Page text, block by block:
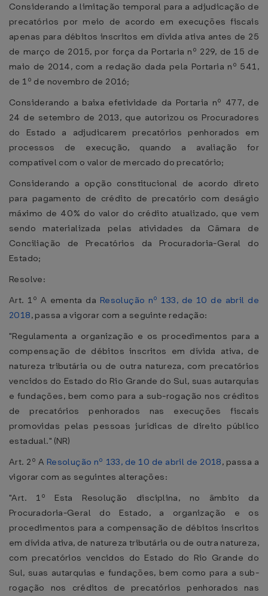
Considerando a limitação temporal para a adjudicação de
precatórios por meio de acordo em execuções fiscais
apenas para débitos inscritos em dívida ativa antes de 25
de março de 2015, por força da Portaria nº 229, de 15 de
maio de 2014, com a redação dada pela Portaria nº 541,
de 1º de novembro de 2016;
Considerando a baixa efetividade da Portaria nº 477, de
24 de setembro de 2013, que autorizou os Procuradores
do Estado a adjudicarem precatórios penhorados em
processos de execução, quando a avaliação for
compatível com o valor de mercado do precatório;
Considerando a opção constitucional de acordo direto
para pagamento de crédito de precatório com deságio
máximo de 40% do valor do crédito atualizado, que vem
sendo materializada pelas atividades da Câmara de
Conciliação de Precatórios da Procuradoria-Geral do
Estado;
Resolve:
Art. 1º A ementa da Resolução nº 133, de 10 de abril de
2018, passa a vigorar com a seguinte redação:
"Regulamenta a organização e os procedimentos para a
compensação de débitos inscritos em dívida ativa, de
natureza tributária ou de outra natureza, com precatórios
vencidos do Estado do Rio Grande do Sul, suas autarquias
e fundações, bem como para a sub-rogação nos créditos
de precatórios penhorados nas execuções fiscais
promovidas pelas pessoas jurídicas de direito público
estadual." (NR)
Art. 2º A Resolução nº 133, de 10 de abril de 2018, passa a
vigorar com as seguintes alterações:
"Art. 1º Esta Resolução disciplina, no âmbito da
Procuradoria-Geral do Estado, a organização e os
procedimentos para a compensação de débitos inscritos
em dívida ativa, de natureza tributária ou de outra natureza,
com precatórios vencidos do Estado do Rio Grande do
Sul, suas autarquias e fundações, bem como para a sub-
rogação nos créditos de precatórios penhorados nas